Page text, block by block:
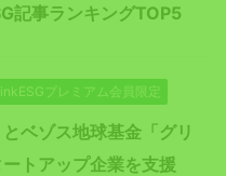
記事ランキングTOP5
プレミアム会員限定
ベゾス地球基金「グリ
トアップ企業を支援